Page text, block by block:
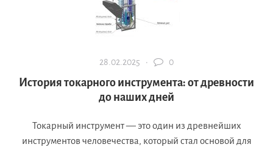
28.02.2025 · 0
История токарного инструмента: от древности
до наших дней
Токарный инструмент — это один из древнейших
инструментов человечества, который стал основой для